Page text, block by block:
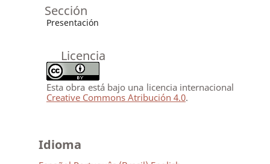
Sección
Presentación
Licencia
Esta obra está bajo una licencia internacional
Creative Commons Atribución 4.0.
Idioma